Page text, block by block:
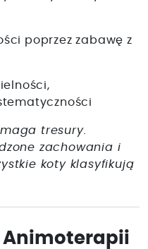
poprzez zabawę z
tresury.
zachowania i
koty klasyfikują
Animoterapii